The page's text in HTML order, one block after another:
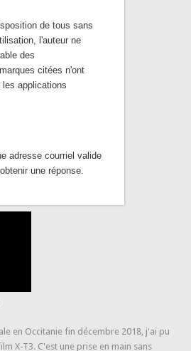
de tous sans
l'auteur ne
des
citées n'ont
applications
adresse courriel valide
une réponse.
en Occitanie fin décembre 2018, j'ai pu
X-T3. C'est une prise en main sans